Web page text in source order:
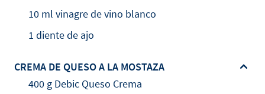
10 ml vinagre de vino blanco
1 diente de ajo
CREMA DE QUESO A LA MOSTAZA
400 g Debic Queso Crema